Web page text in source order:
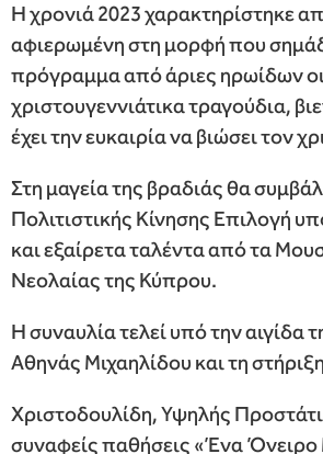
Η χρονιά 2023 χαρακτηρίστηκε
αφιερωμένη στη μορφή που
πρόγραμμα από άριες ηρωίδων
χριστουγεννιάτικα τραγούδια,
έχει την ευκαιρία να βιώσει τον
Στη μαγεία της βραδιάς θα
Πολιτιστικής Κίνησης Επιλογή
και εξαίρετα ταλέντα από τα
Νεολαίας της Κύπρου.
Η συναυλία τελεί υπό την
Αθηνάς Μιχαηλίδου και τη
Χριστοδουλίδη, Υψηλής
συναφείς παθήσεις «Ένα Όνειρο